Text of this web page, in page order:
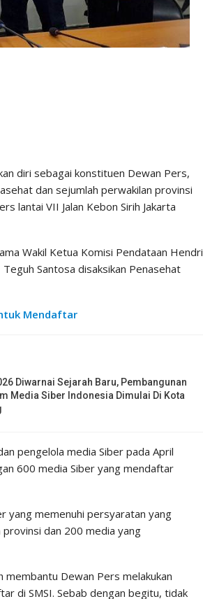
diri sebagai konstituen Dewan Pers,
dan sejumlah perwakilan provinsi
lantai VII Jalan Kebon Sirih Jakarta
Wakil Ketua Komisi Pendataan Hendri
Santosa disaksikan Penasehat
Mendaftar
Diwarnai Sejarah Baru, Pembangunan
Media Siber Indonesia Dimulai Di Kota
pengelola media Siber pada April
600 media Siber yang mendaftar
yang memenuhi persyaratan yang
dan 200 media yang
membantu Dewan Pers melakukan
di SMSI. Sebab dengan begitu, tidak